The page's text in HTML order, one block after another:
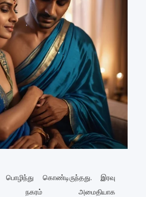
கொண்டிருந்தது. இரவு
நகரம் அமைதியாக